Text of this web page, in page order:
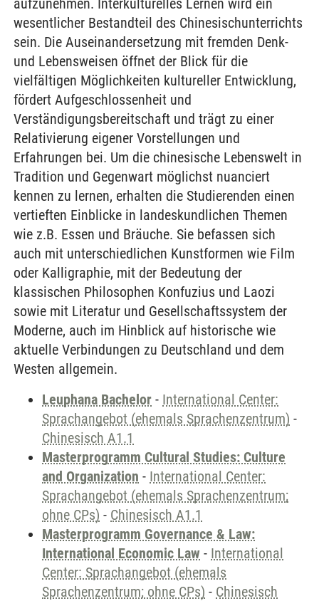
aufzunehmen. Interkulturelles Lernen wird ein
wesentlicher Bestandteil des Chinesischunterrichts
sein. Die Auseinandersetzung mit fremden Denk-
und Lebensweisen öffnet der Blick für die
vielfältigen Möglichkeiten kultureller Entwicklung,
fördert Aufgeschlossenheit und
Verständigungsbereitschaft und trägt zu einer
Relativierung eigener Vorstellungen und
Erfahrungen bei. Um die chinesische Lebenswelt in
Tradition und Gegenwart möglichst nuanciert
kennen zu lernen, erhalten die Studierenden einen
vertieften Einblicke in landeskundlichen Themen
wie z.B. Essen und Bräuche. Sie befassen sich
auch mit unterschiedlichen Kunstformen wie Film
oder Kalligraphie, mit der Bedeutung der
klassischen Philosophen Konfuzius und Laozi
sowie mit Literatur und Gesellschaftssystem der
Moderne, auch im Hinblick auf historische wie
aktuelle Verbindungen zu Deutschland und dem
Westen allgemein.
Leuphana Bachelor - International Center:
Sprachangebot (ehemals Sprachenzentrum) -
Chinesisch A1.1
Masterprogramm Cultural Studies: Culture
and Organization - International Center:
Sprachangebot (ehemals Sprachenzentrum;
ohne CPs) - Chinesisch A1.1
Masterprogramm Governance & Law:
International Economic Law - International
Center: Sprachangebot (ehemals
Sprachenzentrum; ohne CPs) - Chinesisch